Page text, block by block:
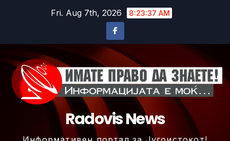
Fri. Aug 7th, 2026 8:23:40 AM
Radovis News